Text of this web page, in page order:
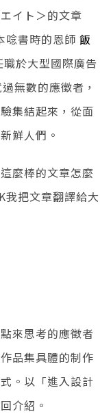
イト＞的文章
唸書時的恩師 飯
於大型國際廣告
無數的應徵者，
集結起來，從面
鮮人們。
麼棒的文章怎麼
我把文章翻譯給大
來思考的應徵者
品集具體的制作
。以「進入設計
介紹。